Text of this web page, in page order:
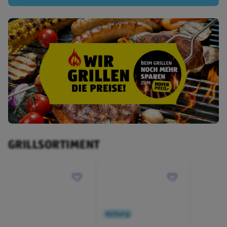
GRILLSORTIMENT
Kühlung